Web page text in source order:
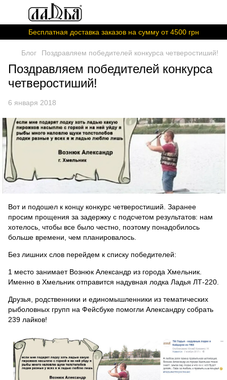
Бесплатная доставка заказов на сумму от 4500 грн
Блог Поздравляем победителей конкурса четверостиший!
Поздравляем победителей конкурса
четверостиший!
6 января 2018
Вот и подошел к концу конкурс четверостиший. Заранее
просим прощения за задержку с подсчетом результатов: нам
хотелось, чтобы все было честно, поэтому понадобилось
больше времени, чем планировалось.
Без лишних слов перейдем к списку победителей:
1 место занимает Вознюк Александр из города Хмельник.
Именно в Хмельник отправится надувная лодка Ладья ЛТ-220.
Друзья, родственники и единомышленники из тематических
рыболовных групп на Фейсбуке помогли Александру собрать
239 лайков!